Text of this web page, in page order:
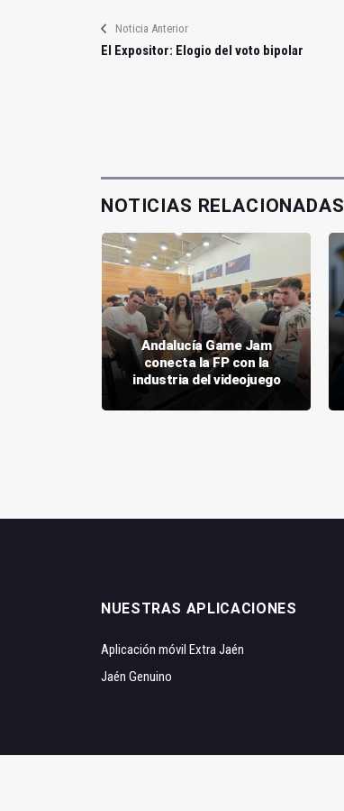
Noticia Anterior
El Expositor: Elogio del voto bipolar
NOTICIAS RELACIONADAS
Andalucía Game Jam
conecta la FP con la
industria del videojuego
NUESTRAS APLICACIONES
Aplicación móvil Extra Jaén
Jaén Genuino